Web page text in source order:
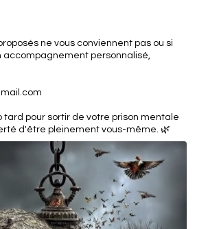
ne vous conviennent pas ou si
accompagnement personnalisé,
tard pour sortir de votre prison mentale
d'être pleinement vous-même. 🌿